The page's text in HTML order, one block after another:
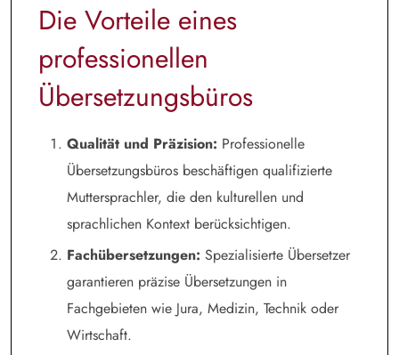
Die Vorteile eines
professionellen
Übersetzungsbüros
Qualität und Präzision: Professionelle
Übersetzungsbüros beschäftigen qualifizierte
Muttersprachler, die den kulturellen und
sprachlichen Kontext berücksichtigen.
Fachübersetzungen: Spezialisierte Übersetzer
garantieren präzise Übersetzungen in
Fachgebieten wie Jura, Medizin, Technik oder
Wirtschaft.